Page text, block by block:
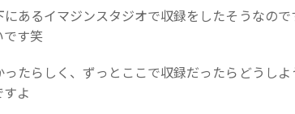
あるイマジンスタジオで収録をしたそうなので
です笑
たらしく、ずっとここで収録だったらどうしよ
よ